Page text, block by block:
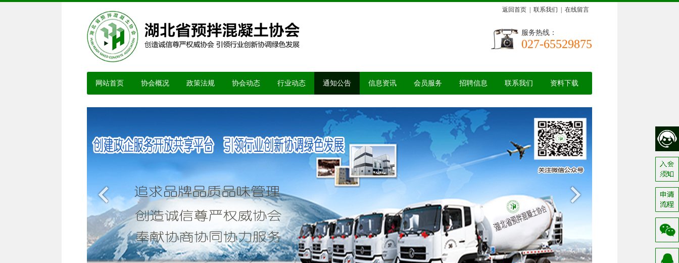
返回首页 联系我们 在线留言
服务热线：
027-65529875
网站首页 协会概况 政策法规 协会动态 行业动态 通知公告 信息资讯 会员服务 招聘信息 联系我们 资料下载